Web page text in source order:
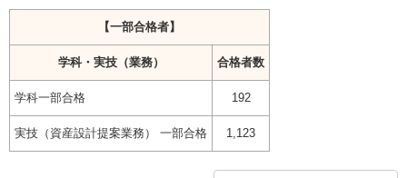
【一部合格者】
学科・実技（業務） 合格者数
学科一部合格 192
実技（資産設計提案業務） 一部合格 1,123